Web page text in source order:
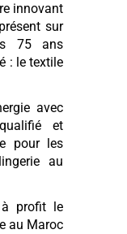
innovant
sur
75 ans
: le textile
avec
et
pour les
au
à profit le
au Maroc